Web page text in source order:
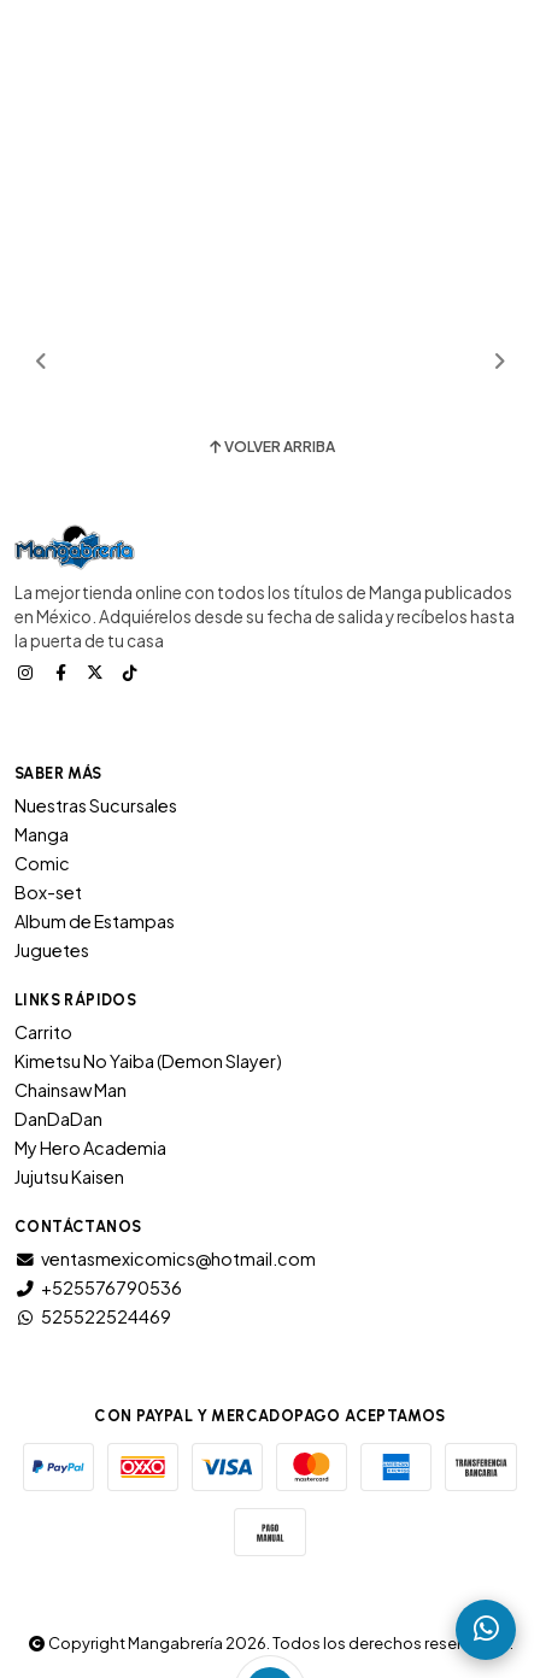
VOLVER ARRIBA
La mejor tienda online con todos los títulos de Manga publicados
en México. Adquiérelos desde su fecha de salida y recíbelos hasta
la puerta de tu casa
SABER MÁS
Nuestras Sucursales
Manga
Comic
Box-set
Album de Estampas
Juguetes
LINKS RÁPIDOS
Carrito
Kimetsu No Yaiba (Demon Slayer)
Chainsaw Man
DanDaDan
My Hero Academia
Jujutsu Kaisen
CONTÁCTANOS
ventasmexicomics@hotmail.com
+525576790536
525522524469
CON PAYPAL Y MERCADOPAGO ACEPTAMOS
Copyright Mangabrería 2026. Todos los derechos reservados.